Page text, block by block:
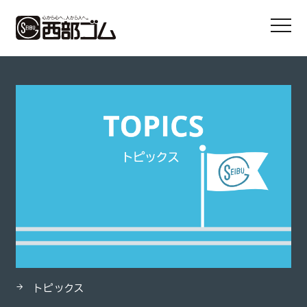
HOME
製品
クリスタルホース耐摩E型（受注生産品）
トピックス